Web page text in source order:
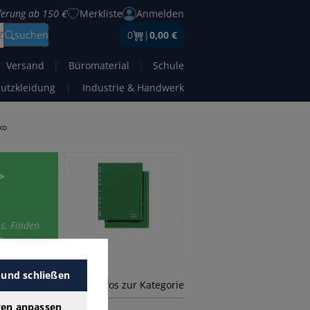
ab 150 € Merkliste
Anmelden
suchen 0 |0,00 €
Versand | Büromaterial |
Schule
| Industrie & Handwerk
Finden
mehr Infos zur Kategorie
schließen
anpassen